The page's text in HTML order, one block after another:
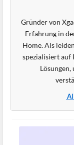
Gründer von
Erfahrung in
Home. Als
spezialisiert auf